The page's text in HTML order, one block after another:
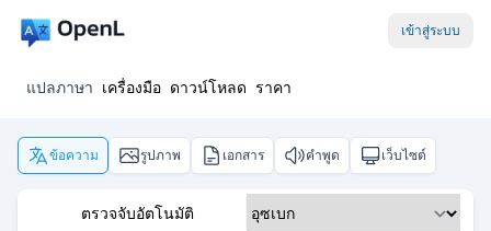
เข้าสู่ระบบ
แปลภาษา เครื่องมือ ดาวน์โหลด ราคา
ข้อความ รูปภาพ เอกสาร คำพูด เว็บไซต์
ตรวจจับอัตโนมัติ